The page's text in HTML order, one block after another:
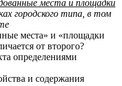
места и площадки
городского типа, в том
места» и «площадки
от второго?
определениями
и содержания